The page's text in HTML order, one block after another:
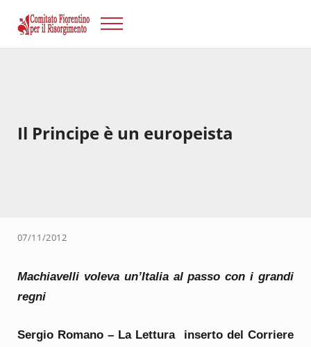
Risorgimento Firenze
Menu
Il Principe è un europeista
07/11/2012
Machiavelli voleva un’Italia al passo con i grandi
regni
Sergio Romano – La Lettura inserto del Corriere